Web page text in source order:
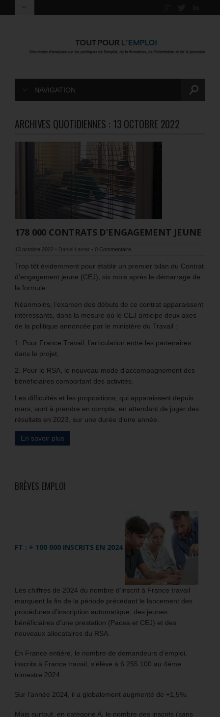
NAVIGATION
ARCHIVES QUOTIDIENNES : 13 OCTOBRE 2022
178 000 CONTRATS D’ENGAGEMENT JEUNE
13 octobre 2022 - Daniel Lamar - 0 Commentaire
Trop tôt évidemment pour établir un premier bilan du Contrat
d’engagement jeune (CEJ), six mois après le démarrage de
la formule.
Néanmoins, l’examen des débuts de ce contrat apparaissent
intéressants, dans la mesure où le CEJ anticipe deux axes
de la politique annoncée par le ministère du Travail :
1. Pour France Travail, l’articulation entre les partenaires
dans le projet,
2. Pour le RSA, le nouveau mode d’accompagnement des
bénéficiaires comportant des activités.
Les difficultés et les propositions, qui apparaissent depuis
mars, sont à prendre en compte, en attendant de juger des
résultats en 2023, sur une durée d’une année.
En savoir plus
BRÈVES EMPLOI
FT : + 100 000 INSCRITS EN 2024
Les chiffres de 2024 du nombre d’inscrit à France travail
marquent la fin de la période précédant le lancement des
procédures d’inscription automatique, des jeunes
bénéficiaires d’une prestation (Pacea et CEJ) et des
nouveaux allocataires du RSA.
En France entière, le nombre de demandeurs d’emploi,
inscrits à France travail, s’élève à 6 255 100 au 4ème
trimestre 2024.
Sur l’année 2024, il a globalement augmenté de +1,5%.
Mais surtout, en catégorie A, le nombre des inscrits (sans